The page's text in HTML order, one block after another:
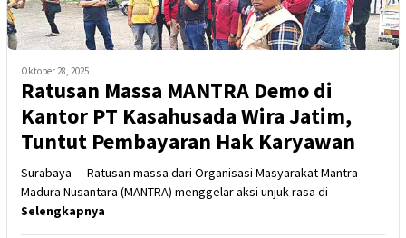
Oktober 28, 2025
Ratusan Massa MANTRA Demo di
Kantor PT Kasahusada Wira Jatim,
Tuntut Pembayaran Hak Karyawan
Surabaya — Ratusan massa dari Organisasi Masyarakat Mantra
Madura Nusantara (MANTRA) menggelar aksi unjuk rasa di
Selengkapnya